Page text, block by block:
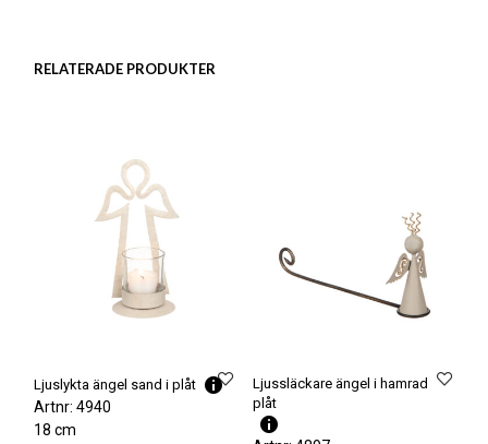
RELATERADE PRODUKTER
Ljuslykta ängel sand i plåt
Artnr: 4940
18 cm
Ljussläckare ängel i hamrad
plåt